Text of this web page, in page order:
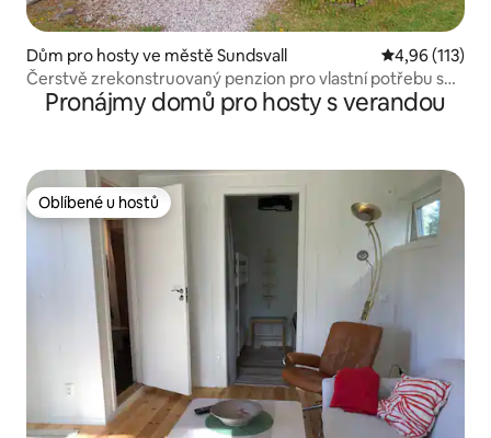
Dům pro hosty ve městě Sundsvall Průměrné
4,96 (113)
Čerstvě zrekonstruovaný penzion pro vlastní potřebu s
balkonem
Pronájmy domů pro hosty s verandou
Oblíbené u hostů
Oblíbené u hostů